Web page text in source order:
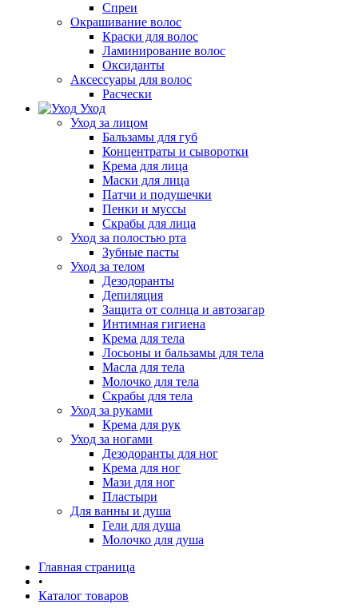
Спреи
Окрашивание волос
Краски для волос
Ламинирование волос
Оксиданты
Аксессуары для волос
Расчески
Уход
Уход за лицом
Бальзамы для губ
Концентраты и сыворотки
Крема для лица
Маски для лица
Патчи и подушечки
Пенки и муссы
Скрабы для лица
Уход за полостью рта
Зубные пасты
Уход за телом
Дезодоранты
Депиляция
Защита от солнца и автозагар
Интимная гигиена
Крема для тела
Лосьоны и бальзамы для тела
Масла для тела
Молочко для тела
Скрабы для тела
Уход за руками
Крема для рук
Уход за ногами
Дезодоранты для ног
Крема для ног
Мази для ног
Пластыри
Для ванны и душа
Гели для душа
Молочко для душа
Главная страница
•
Каталог товаров